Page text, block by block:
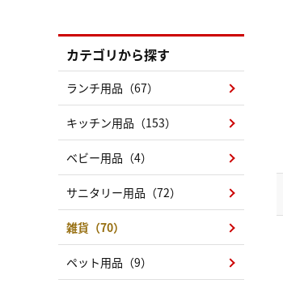
カテゴリから探す
ランチ用品（67）
キッチン用品（153）
ベビー用品（4）
サニタリー用品（72）
雑貨（70）
ペット用品（9）